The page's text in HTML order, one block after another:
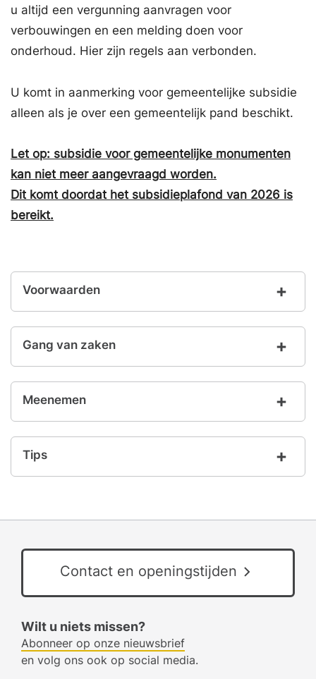
u altijd een vergunning aanvragen voor
verbouwingen en een melding doen voor
onderhoud. Hier zijn regels aan verbonden.
U komt in aanmerking voor gemeentelijke subsidie
alleen als je over een gemeentelijk pand beschikt.
Let op: subsidie voor gemeentelijke monumenten
kan niet meer aangevraagd worden.
Dit komt doordat het subsidieplafond van 2026 is
bereikt.
Voorwaarden
Gang van zaken
Meenemen
Tips
Contact en openingstijden
Wilt u niets missen?
Abonneer op onze nieuwsbrief
en volg ons ook op social media.